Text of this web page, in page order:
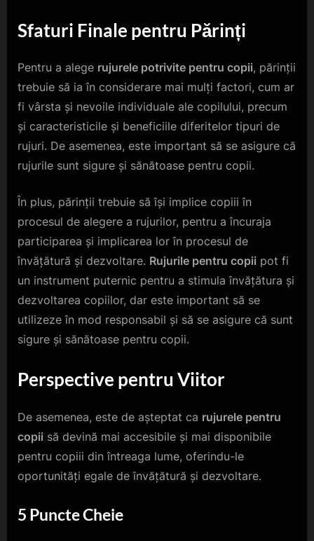
Sfaturi Finale pentru Părinți
Pentru a alege rujurele potrivite pentru copii, părinții
trebuie să ia în considerare mai mulți factori, cum ar
fi vârsta și nevoile individuale ale copilului, precum
și caracteristicile și beneficiile diferitelor tipuri de
rujuri. De asemenea, este important să se asigure că
rujurile sunt sigure și sănătoase pentru copii.
În plus, părinții trebuie să își implice copiii în
procesul de alegere a rujurilor, pentru a încuraja
participarea și implicarea lor în procesul de
învățătură și dezvoltare. Rujurile pentru copii pot fi
un instrument puternic pentru a stimula învățătura și
dezvoltarea copiilor, dar este important să se
utilizeze în mod responsabil și să se asigure că sunt
sigure și sănătoase pentru copii.
Perspective pentru Viitor
De asemenea, este de așteptat ca rujurele pentru
copii să devină mai accesibile și mai disponibile
pentru copiii din întreaga lume, oferindu-le
oportunități egale de învățătură și dezvoltare.
5 Puncte Cheie